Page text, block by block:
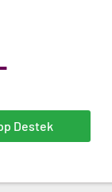
Destek